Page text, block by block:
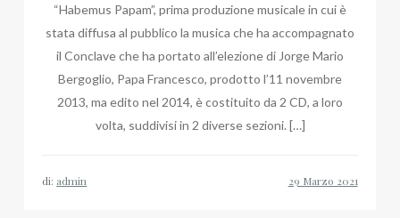
“Habemus Papam”, prima produzione musicale in cui è
stata diffusa al pubblico la musica che ha accompagnato
il Conclave che ha portato all’elezione di Jorge Mario
Bergoglio, Papa Francesco, prodotto l’11 novembre
2013, ma edito nel 2014, è costituito da 2 CD, a loro
volta, suddivisi in 2 diverse sezioni. […]
di: admin